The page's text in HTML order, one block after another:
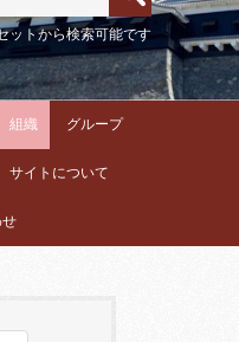
ットから検索可能です
組織 グループ
サイトについて
せ